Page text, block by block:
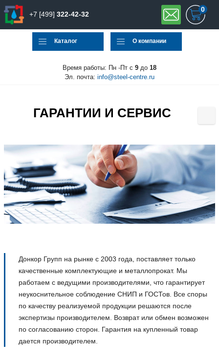
+7 [499] 322-42-32
0
Каталог О компании
Время работы: Пн -Пт с 9 до 18
Эл. почта: info@steel-centre.ru
ГАРАНТИИ И СЕРВИС
Донкор Групп на рынке с 2003 года, поставляет только
качественные комплектующие и металлопрокат. Мы
работаем с ведущими производителями, что гарантирует
неукоснительное соблюдение СНИП и ГОСТов. Все споры
по качеству реализуемой продукции решаются после
экспертизы производителем. Возврат или обмен возможен
по согласованию сторон. Гарантия на купленный товар
дается производителем.